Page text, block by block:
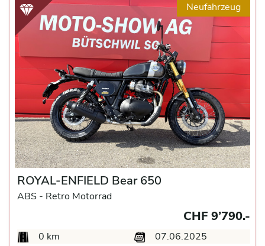
Neufahrzeug
ROYAL-ENFIELD Bear 650
ABS - Retro Motorrad
CHF 9’790.-
0 km
07.06.2025